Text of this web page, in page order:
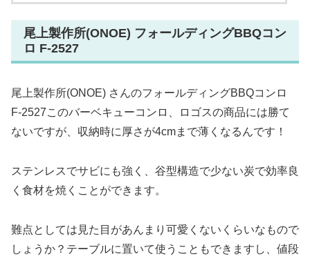
尾上製作所(ONOE) フォールディングBBQコン
ロ F-2527
尾上製作所(ONOE) さんのフォールディングBBQコンロ
F-2527このバーベキューコンロ、ロゴスの商品には勝て
ないですが、収納時に厚さが4cmまで薄くなるんです！
ステンレスでサビにも強く、谷型構造で少ない炭で効率良
く食材を焼くことができます。
難点としては見た目があんまり可愛くないくらいなもので
しょうか？テーブルに置いて使うこともできますし、値段